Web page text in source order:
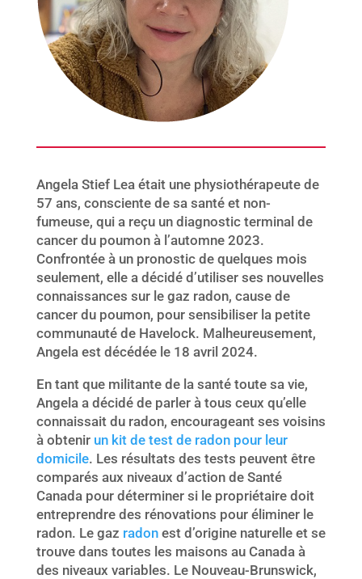
Angela Stief Lea était une physiothérapeute de
57 ans, consciente de sa santé et non-
fumeuse, qui a reçu un diagnostic terminal de
cancer du poumon à l’automne 2023.
Confrontée à un pronostic de quelques mois
seulement, elle a décidé d’utiliser ses nouvelles
connaissances sur le gaz radon, cause de
cancer du poumon, pour sensibiliser la petite
communauté de Havelock. Malheureusement,
Angela est décédée le 18 avril 2024.
En tant que militante de la santé toute sa vie,
Angela a décidé de parler à tous ceux qu’elle
connaissait du radon, encourageant ses voisins
à obtenir un kit de test de radon pour leur
domicile. Les résultats des tests peuvent être
comparés aux niveaux d’action de Santé
Canada pour déterminer si le propriétaire doit
entreprendre des rénovations pour éliminer le
radon. Le gaz radon est d’origine naturelle et se
trouve dans toutes les maisons au Canada à
des niveaux variables. Le Nouveau-Brunswick,